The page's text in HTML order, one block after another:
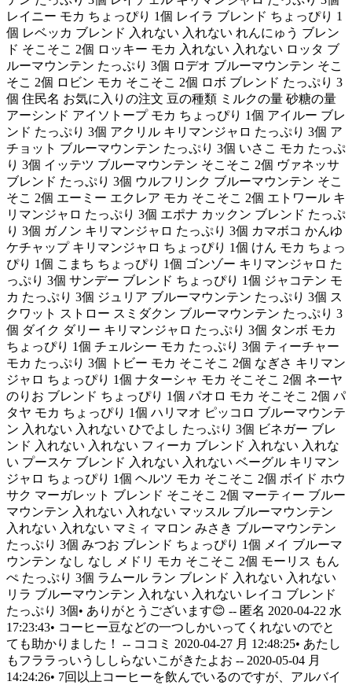
レイニー モカ ちょっぴり 1個 レイラ ブレンド ちょっぴり 1
個 レベッカ ブレンド 入れない 入れない れんにゅう ブレン
ド そこそこ 2個 ロッキー モカ 入れない 入れない ロッタ ブ
ルーマウンテン たっぷり 3個 ロデオ ブルーマウンテン そこ
そこ 2個 ロビン モカ そこそこ 2個 ロボ ブレンド たっぷり 3
個 住民名 お気に入りの注文 豆の種類 ミルクの量 砂糖の量
アーシンド アイソトープ モカ ちょっぴり 1個 アイルー ブレ
ンド たっぷり 3個 アクリル キリマンジャロ たっぷり 3個 ア
チョット ブルーマウンテン たっぷり 3個 いさこ モカ たっぷ
り 3個 イッテツ ブルーマウンテン そこそこ 2個 ヴァネッサ
ブレンド たっぷり 3個 ウルフリンク ブルーマウンテン そこ
そこ 2個 エーミー エクレア モカ そこそこ 2個 エトワール キ
リマンジャロ たっぷり 3個 エポナ カックン ブレンド たっぷ
り 3個 ガノン キリマンジャロ たっぷり 3個 カマボコ かんゆ
ケチャップ キリマンジャロ ちょっぴり 1個 けん モカ ちょっ
ぴり 1個 こまち ちょっぴり 1個 ゴンゾー キリマンジャロ た
っぷり 3個 サンデー ブレンド ちょっぴり 1個 ジャコテン モ
カ たっぷり 3個 ジュリア ブルーマウンテン たっぷり 3個 ス
クワット ストロー スミダクン ブルーマウンテン たっぷり 3
個 ダイク ダリー キリマンジャロ たっぷり 3個 タンボ モカ
ちょっぴり 1個 チェルシー モカ たっぷり 3個 ティーチャー
モカ たっぷり 3個 トビー モカ そこそこ 2個 なぎさ キリマン
ジャロ ちょっぴり 1個 ナターシャ モカ そこそこ 2個 ネーヤ
のりお ブレンド ちょっぴり 1個 パオロ モカ そこそこ 2個 パ
タヤ モカ ちょっぴり 1個 ハリマオ ピッコロ ブルーマウンテ
ン 入れない 入れない ひでよし たっぷり 3個 ビネガー ブレ
ンド 入れない 入れない フィーカ ブレンド 入れない 入れな
い プースケ ブレンド 入れない 入れない ベーグル キリマン
ジャロ ちょっぴり 1個 ヘルツ モカ そこそこ 2個 ボイド ホウ
サク マーガレット ブレンド そこそこ 2個 マーティー ブルー
マウンテン 入れない 入れない マッスル ブルーマウンテン
入れない 入れない マミィ マロン みさき ブルーマウンテン
たっぷり 3個 みつお ブレンド ちょっぴり 1個 メイ ブルーマ
ウンテン なし なし メドリ モカ そこそこ 2個 モーリス もん
ぺ たっぷり 3個 ラムール ラン ブレンド 入れない 入れない
リラ ブルーマウンテン 入れない 入れない レイコ ブレンド
たっぷり 3個• ありがとうございます😊 -- 匿名 2020-04-22 水
17:23:43• コーヒー豆などの一つしかいってくれないのでと
ても助かりました！ -- ココミ 2020-04-27 月 12:48:25• あたし
もフララっいうししらないこがきたよお -- 2020-05-04 月
14:24:26• 7回以上コーヒーを飲んでいるのですが、アルバイ